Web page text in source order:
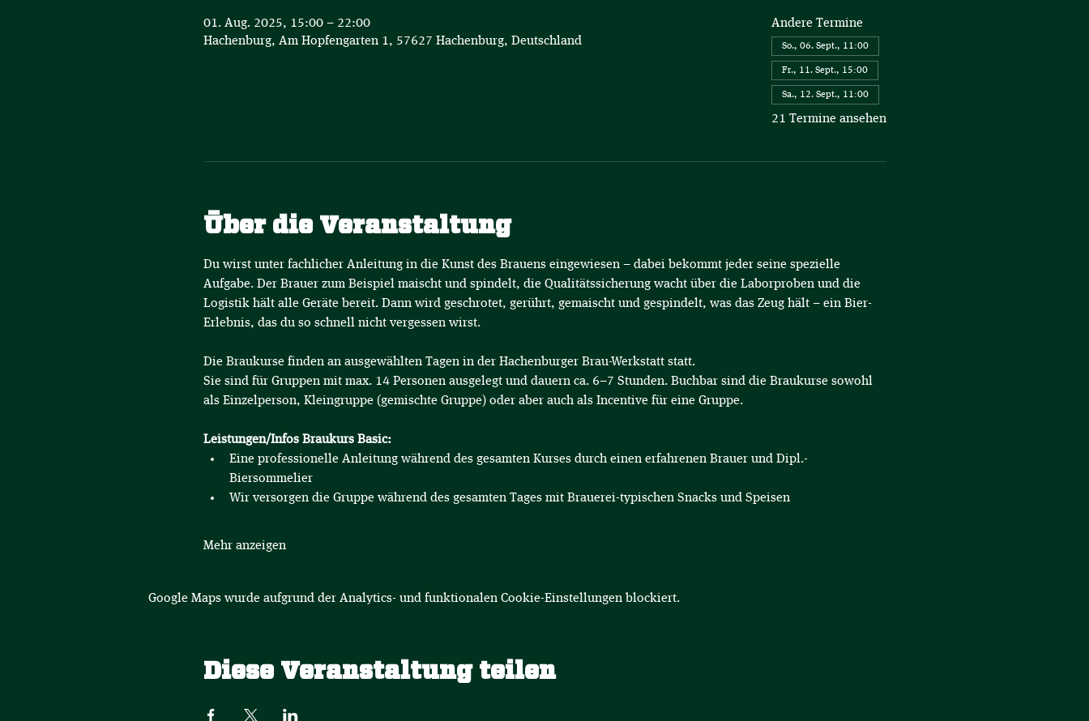
01. Aug. 2025, 15:00 – 22:00
Hachenburg, Am Hopfengarten 1, 57627 Hachenburg, Deutschland
Andere Termine
So., 06. Sept., 11:00
Fr., 11. Sept., 15:00
Sa., 12. Sept., 11:00
21 Termine ansehen
Über die Veranstaltung
Du wirst unter fachlicher Anleitung in die Kunst des Brauens eingewiesen – dabei bekommt jeder seine spezielle
Aufgabe. Der Brauer zum Beispiel maischt und spindelt, die Qualitätssicherung wacht über die Laborproben und die
Logistik hält alle Geräte bereit. Dann wird geschrotet, gerührt, gemaischt und gespindelt, was das Zeug hält – ein Bier-
Erlebnis, das du so schnell nicht vergessen wirst.
Die Braukurse finden an ausgewählten Tagen in der Hachenburger Brau-Werkstatt statt.
Sie sind für Gruppen mit max. 14 Personen ausgelegt und dauern ca. 6–7 Stunden. Buchbar sind die Braukurse sowohl
als Einzelperson, Kleingruppe (gemischte Gruppe) oder aber auch als Incentive für eine Gruppe.
Leistungen/Infos Braukurs Basic:
Eine professionelle Anleitung während des gesamten Kurses durch einen erfahrenen Brauer und Dipl.-
Biersommelier
Wir versorgen die Gruppe während des gesamten Tages mit Brauerei-typischen Snacks und Speisen
Mehr anzeigen
Google Maps wurde aufgrund der Analytics- und funktionalen Cookie-Einstellungen blockiert.
Diese Veranstaltung teilen